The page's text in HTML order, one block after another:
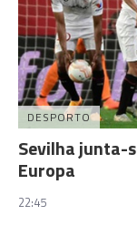
DESPORTO
Sevilha junta-
Europa
22:45